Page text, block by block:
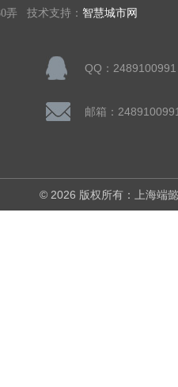
弄 技术支持： 智慧城市网
QQ：2489100991
邮箱：
© 2026 版权所有：上海端